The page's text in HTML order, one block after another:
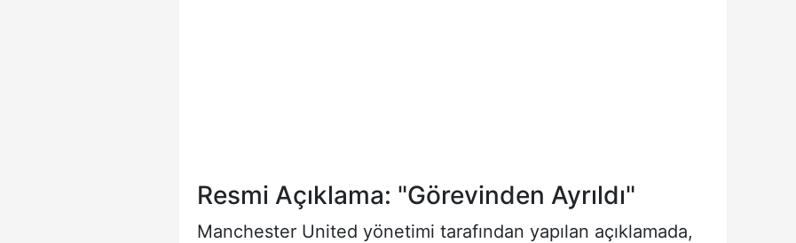
Resmi Açıklama: "Görevinden Ayrıldı"
Manchester United yönetimi tarafından yapılan açıklamada,